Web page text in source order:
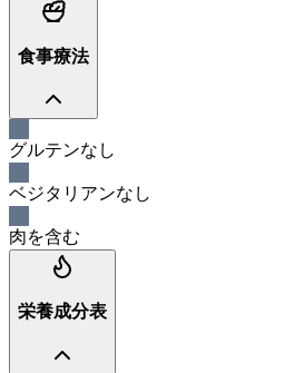
食事療法
グルテンなし
ベジタリアンなし
肉を含む
栄養成分表